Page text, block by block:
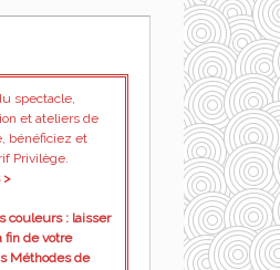
spectacle,
et ateliers de
bénéficiez et
Privilège.
>
couleurs : laisser
fin de votre
Méthodes de